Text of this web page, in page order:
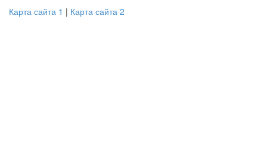
Карта сайта 1 | Карта сайта 2